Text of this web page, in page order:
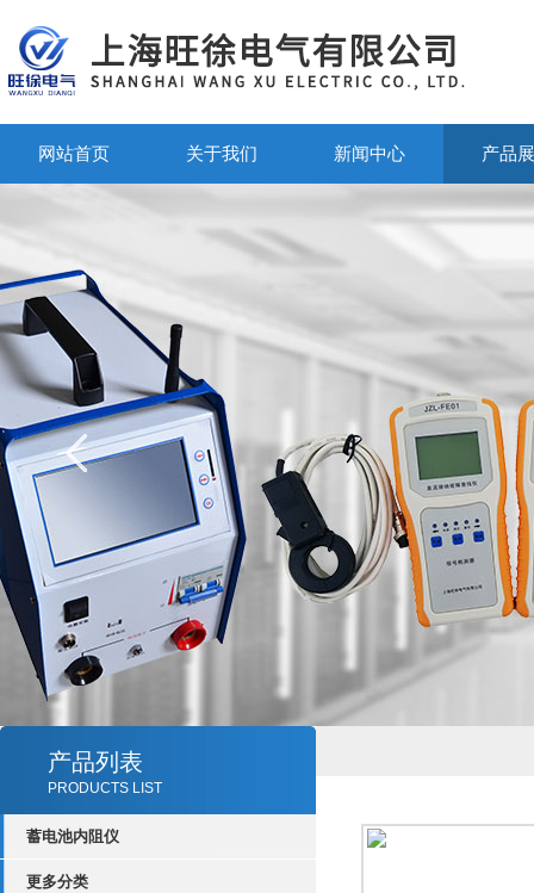
网站首页 关于我们 新闻中心 产品
产品列表
PRODUCTS LIST
蓄电池内阻仪
更多分类